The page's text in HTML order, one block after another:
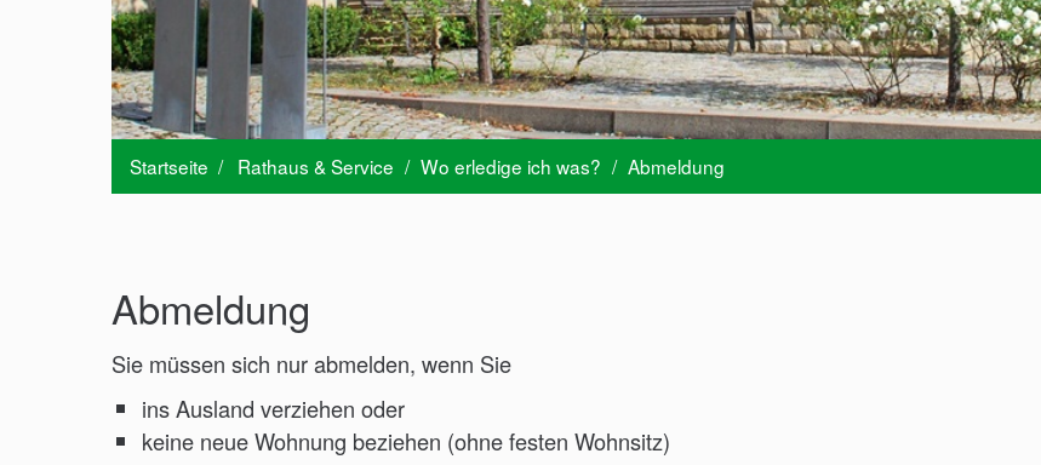
Startseite / Rathaus & Service / Wo erledige ich was? / Abmeldung
Abmeldung
Sie müssen sich nur abmelden, wenn Sie
ins Ausland verziehen oder
keine neue Wohnung beziehen (ohne festen Wohnsitz)